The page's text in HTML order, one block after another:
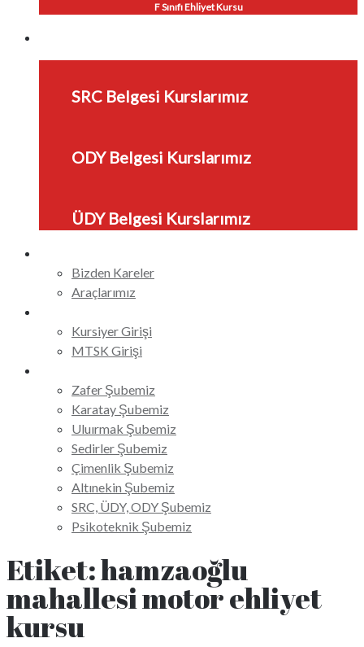
F Sınıfı Ehliyet Kursu
SRC Belgesi Kurslarımız
ODY Belgesi Kurslarımız
ÜDY Belgesi Kurslarımız
Bizden Kareler
Araçlarımız
Kursiyer Girişi
MTSK Girişi
Zafer Şubemiz
Karatay Şubemiz
Uluırmak Şubemiz
Sedirler Şubemiz
Çimenlik Şubemiz
Altınekin Şubemiz
SRC, ÜDY, ODY Şubemiz
Psikoteknik Şubemiz
Etiket:hamzaoğlu
mahallesi motor ehliyet
kursu